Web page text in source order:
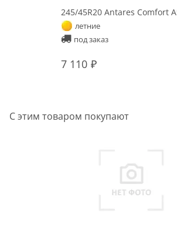
245/45R20 Antares Comfort
летние
под заказ
7 110
С этим товаром покупают